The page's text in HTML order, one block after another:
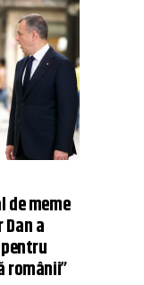
de meme
a
românii”